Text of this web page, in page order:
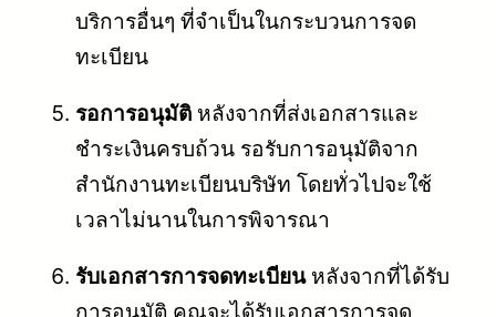
บริการอื่นๆ ที่จำเป็นในกระบวนการจด
ทะเบียน
รอการอนุมัติ หลังจากที่ส่งเอกสารและ
ชำระเงินครบถ้วน รอรับการอนุมัติจาก
สำนักงานทะเบียนบริษัท โดยทั่วไปจะใช้
เวลาไม่นานในการพิจารณา
รับเอกสารการจดทะเบียนหลังจากที่ได้รับ
การอนุมัติ คุณจะได้รับเอกสารการจด